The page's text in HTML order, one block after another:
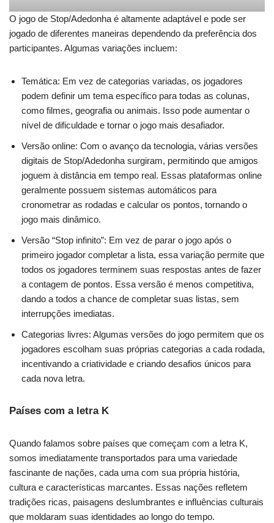
O jogo de Stop/Adedonha é altamente adaptável e pode ser
jogado de diferentes maneiras dependendo da preferência dos
participantes. Algumas variações incluem:
Temática: Em vez de categorias variadas, os jogadores
podem definir um tema específico para todas as colunas,
como filmes, geografia ou animais. Isso pode aumentar o
nível de dificuldade e tornar o jogo mais desafiador.
Versão online: Com o avanço da tecnologia, várias versões
digitais de Stop/Adedonha surgiram, permitindo que amigos
joguem à distância em tempo real. Essas plataformas online
geralmente possuem sistemas automáticos para
cronometrar as rodadas e calcular os pontos, tornando o
jogo mais dinâmico.
Versão “Stop infinito”: Em vez de parar o jogo após o
primeiro jogador completar a lista, essa variação permite que
todos os jogadores terminem suas respostas antes de fazer
a contagem de pontos. Essa versão é menos competitiva,
dando a todos a chance de completar suas listas, sem
interrupções imediatas.
Categorias livres: Algumas versões do jogo permitem que os
jogadores escolham suas próprias categorias a cada rodada,
incentivando a criatividade e criando desafios únicos para
cada nova letra.
Países com a letra K
Quando falamos sobre países que começam com a letra K,
somos imediatamente transportados para uma variedade
fascinante de nações, cada uma com sua própria história,
cultura e características marcantes. Essas nações refletem
tradições ricas, paisagens deslumbrantes e influências culturais
que moldaram suas identidades ao longo do tempo.